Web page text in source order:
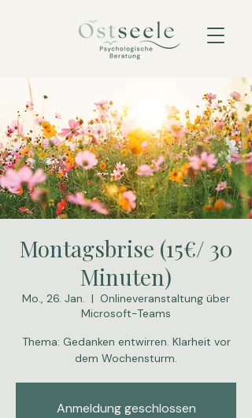
Montagsbrise (15€/ 30
Minuten)
Mo., 26. Jan.
  |
Onlineveranstaltung über
Microsoft-Teams
Thema: Gedanken entwirren. Klarheit vor
dem Wochensturm.
Anmeldung geschlossen